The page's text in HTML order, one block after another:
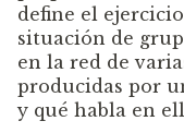
define el
situación de
en la red de
producidas por
y qué habla en